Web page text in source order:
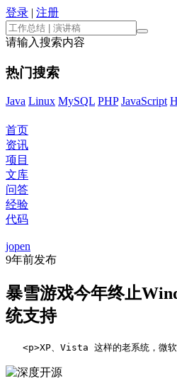
登录 | 注册
请输入搜索内容
热门搜索
Java Linux MySQL PHP JavaScript
首页
资讯
项目
文库
问答
经验
代码
jopen
9年前发布
暴雪游戏今年终止
统支持
<p>XP、Vista 这样的老系统，微